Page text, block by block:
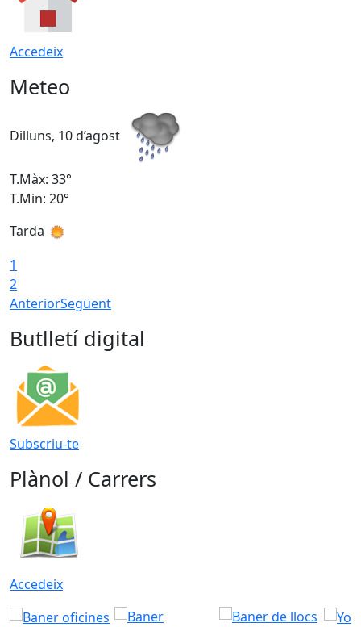
Accedeix
Meteo
Dilluns, 10 d’agost
T.Màx: 33°
T.Min: 20°
Tarda
1
2
AnteriorSegüent
Butlletí digital
Subscriu-te
Plànol / Carrers
Accedeix